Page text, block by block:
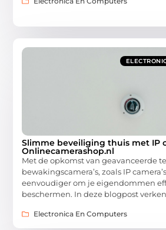
Slimme beveiliging thuis met IP
Onlinecamerashop.nl
Met de opkomst van geavanceerde
bewakingscamera’s, zoals IP
eenvoudiger om je eigendommen
beschermen. In deze blogpost
Electronica En Computers